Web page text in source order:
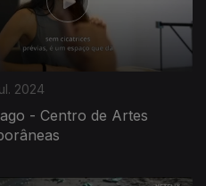
2024
- Centro de Artes